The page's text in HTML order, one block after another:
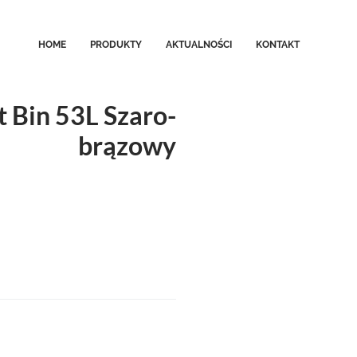
HOME PRODUKTY AKTUALNOŚCI KONTAKT
Bin 53L Szaro-
brązowy